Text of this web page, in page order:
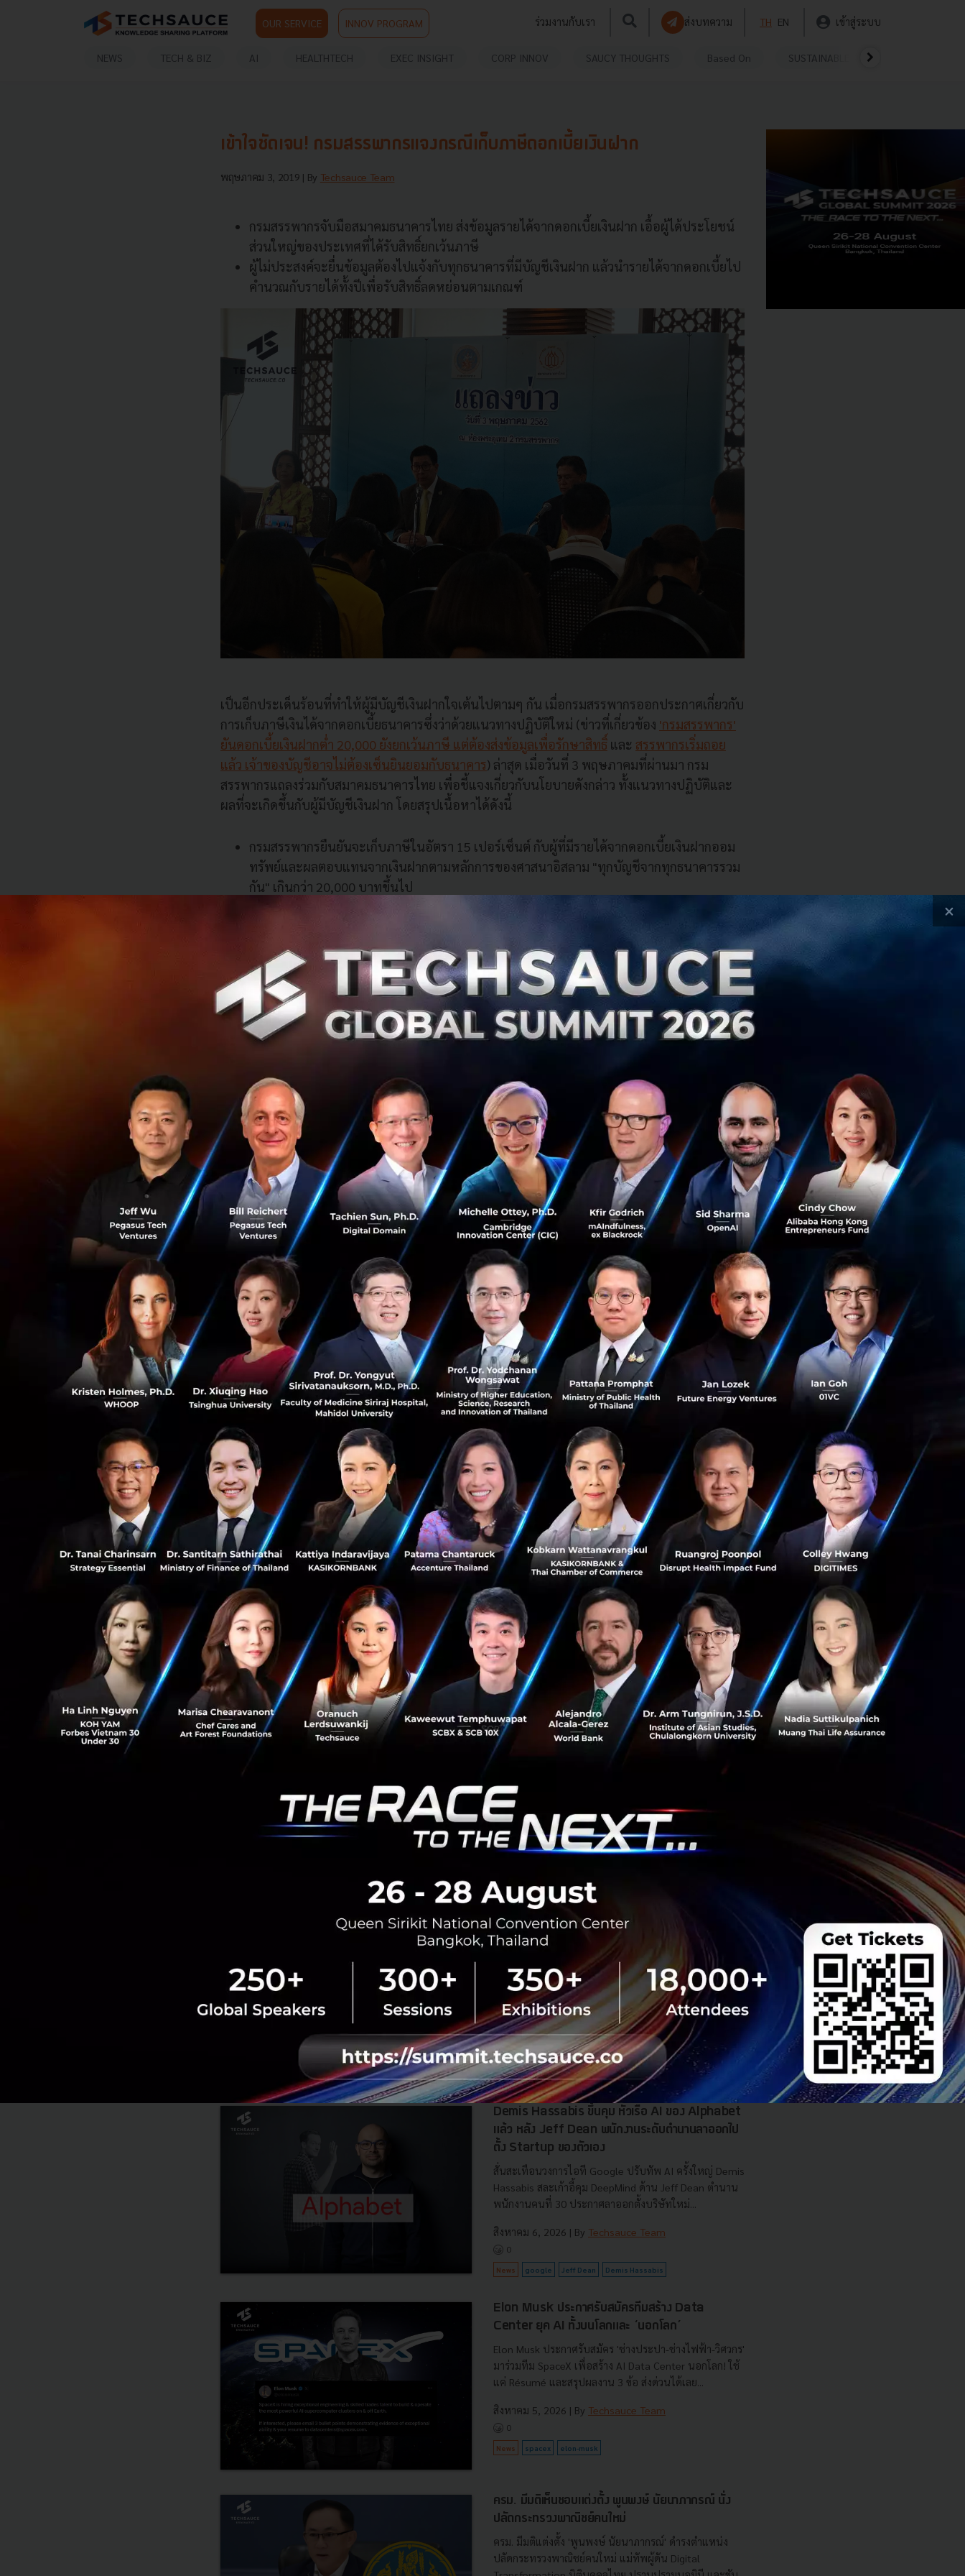
OUR SERVICE INNOV PROGRAM ร่วมงานกับเรา ส่งบทความ TH EN เข้าสู่ระบบ
NEWS TECH & BIZ AI HEALTHTECH EXEC INSIGHT CORP INNOV SAUCY THOUGHTS Based On SUSTAINABLE
0
88
เข้าใจชัดเจน! กรมสรรพากรแจงกรณีเก็บภาษีดอกเบี้ยเงินฝาก
พฤษภาคม 3, 2019 | By Techsauce Team
กรมสรรพากรจับมือสมาคมธนาคารไทย ส่งข้อมูลรายได้จากดอกเบี้ยเงินฝาก เอื้อผู้ได้ประโยชน์
ส่วนใหญ่ของประเทศที่ได้รับสิทธิ์ยกเว้นภาษี
ผู้ไม่ประสงค์จะยื่นข้อมูลต้องไปแจ้งกับทุกธนาคารที่มีบัญชีเงินฝาก แล้วนำรายได้จากดอกเบี้ยไป
คำนวณกับรายได้ทั้งปีเพื่อรับสิทธิ์ลดหย่อนตามเกณฑ์
เป็นอีกประเด็นร้อนที่ทำให้ผู้มีบัญชีเงินฝากใจเต้นไปตามๆ กัน เมื่อกรมสรรพากรออกประกาศเกี่ยวกับ
การเก็บภาษีเงินได้จากดอกเบี้ยธนาคารซึ่งว่าด้วยแนวทางปฏิบัติใหม่ (ข่าวที่เกี่ยวข้อง 'กรมสรรพากร'
ยันดอกเบี้ยเงินฝากต่ำ​ 20,000 ยังยกเว้นภาษี แต่ต้องส่งข้อมูลเพื่อรักษาสิทธิ์ และ สรรพากรเริ่มถอย
แล้ว เจ้าของบัญชีอาจไม่ต้องเซ็นยินยอมกับธนาคาร) ล่าสุด เมื่อวันที่ 3 พฤษภาคมที่ผ่านมา กรม
สรรพากรแถลงร่วมกับสมาคมธนาคารไทย เพื่อชี้แจงเกี่ยวกับนโยบายดังกล่าว ทั้งแนวทางปฏิบัติและ
ผลที่จะเกิดขึ้นกับผู้มีบัญชีเงินฝาก โดยสรุปเนื้อหาได้ดังนี้
กรมสรรพากรยืนยันจะเก็บภาษีในอัตรา 15 เปอร์เซ็นต์ กับผู้ที่มีรายได้จากดอกเบี้ยเงินฝากออม
ทรัพย์และผลตอบแทนจากเงินฝากตามหลักการของศาสนาอิสลาม "ทุกบัญชีจากทุกธนาคารรวม
กัน" เกินกว่า 20,000 บาทขึ้นไป
แนวทางปฏิบัติคือ ธนาคารทุกแห่งจะเป็นผู้ส่งข้อมูลให้กรมสรรพากรโดยอัตโนมัติ เพื่อให้ทาง
หากเกินกว่าที่กำหนด กรมสรรพากรก็จะหักภาษีก่อนจ่ายดอกเบี้ยธนาคาร 15 เปอร์เซ็นต์
หากไม่เกินที่กำหนด ก็จะได้รับการยกเว้นภาษี ธนาคารจะจ่ายดอกเบี้ยเต็มจำนวน
เจ้าของบัญชีมีสิทธิ์ "ไม่ให้ธนาคารส่งข้อมูลดอกเบี้ยเงินฝาก" แก่กรมสรรพากรได้ โดยดอกเบี้ย
จากธนาคารจะถูกหักภาษี ณ ที่จ่าย 15 เปอร์เซ็นต์ แต่นำรายได้จากดอกเบี้ยเงินฝากยื่นในแบบ
ภ.ง.ด. 90 เพื่อขอรับภาษีคืนได้
ผู้ที่ประสงค์จะไม่ให้ธนาคารส่งข้อมูล ต้องแจ้งความประสงค์แก่ทุกธนาคารที่มีบัญชีเงินฝาก
เดียวจะมีผลตลอด จนกว่าเจ้าของบัญชีจะแจ้งเปลี่ยนแปลง
คุณเอกนติ นิติทัณฑ์ประภาศ อธิบดีกรมสรรพากร เผยว่า ประกาศนี้เป็นไปเพื่อปรับกระบวนการยื่น
ภาษีจากดอกเบี้ยเงินฝากให้ใช้กรบวนการดิจิทัลทั้งหมด เพื่อเพิ่มประสิทธิภาพและให้ความเป็นธรรม
แก่ทุกฝ่าย ทั้งนี้ ได้ทำการหารือเพิ่มเติมกับสมาคมธนาคารเพื่อหาวิธีที่ผู้ใช้บริการได้รับความสะดวก จึง
ขอให้ธนาคารส่งข้อมูลทั้งหมดทันที ส่วนผู้ที่ไม่ประสงค์ส่งข้อมูลก็สามารถดำเนินการตามกรอบวันเวลา
ที่กำหนด
ในส่วนของข้อมูล อธิบดีกรมสรรพากรกล่าวเพิ่มเติมว่า กรมสรรพากรได้รับข้อมูลจากธนาคารมาตลอด
อยู่แล้วในรูป ภ.ง.ด. 2 เพียงแต่อยู่กระบวนการจัดการข้อมูลยังคงใช้กระดาษและกระจายตามพื้นที่
ทำให้การดำเนินการตามสิทธิ์การยกเว้นภาษีตกหล่น จึงมีแนวคิดที่จะนำข้อมูลที่ได้อยู่แล้วนี้มาดำเนิน
บนดิจิทัลเพื่อลดความผิดพลาดและช่วยให้ผู้มีสิทธิ์ลดหย่อยได้ใช้สิทธิ์เต็มที่
แนวทางปฏิบัติที่ชี้แจงล่าสุดเป็นการแก้ไขประกาศฉบับเดิมซึ่งมีผลตั้งแต่วันที่ 4 เมษายน จึงถือว่ามีผล
บังคับใช้แล้ว ผู้ที่ไม่ประสงค์ให้กรมสรรพากรได้ข้อมูลดอกเบี้ยจากธนาคารจึงต้องรีบเตรียมดำเนินการ
โดยเร็ว
เนื้อหาจากข่าวประกาศโดยกรมสรรพากร
ตามที่กรมสรรพากรได้มีประกาศอธิบดีกรมสรรพากร เกี่ยวกับภาษีเงินได้ (ฉบับที่ 344) เรื่อง กำหนด
หลักเกณฑ์ วิธีการ และเงื่อนไขเพื่อการยกเว้นภาษีเงินได้ สำหรับดอกเบี้ยเงินฝากที่ต้องจ่ายคืนเมื่อ
ทวงถามประเภทออมทรัพย์และผลตอบแทนเงินฝากตามหลักการของศาสนาอิสลามที่ต้องจ่ายคืนเมื่อ
ทวงถามตามหลักการวะดีอะฮ์ กรมสรรพากรได้หารือร่วมกันกับธนาคารแห่งประเทศไทย สมาคม
ธนาคารไทย และสมาคมธนาคารนานาชาติ เมื่อวันที่ 25 เมษายน 2562 เพื่อกำหนดแนวทางการส่ง
ข้อมูลดอกเบี้ยเงินฝากออมทรัพย์ให้แก่กรมสรรพากร โดยที่ประชุมได้ข้อสรุปที่จะเป็นการอำนวยความ
สะดวกแก่ผู้ฝากเงินมากที่สุด
คุณเอกนิติ นิติทัณฑ์ประภาศ อธิบดีกรมสรรพากรได้ชี้แจงการดำเนินการว่า “ที่ประชุมเห็นพ้องกัน
ในการแก้ไขประกาศข้างต้น เพื่ออำนวยความสะดวกแก่ผู้ฝากเงินบัญชีออมทรัพย์ส่วนใหญ่ทั่วประเทศ
ให้ได้รับสิทธิยกเว้นภาษี โดยธนาคารจะนำส่งข้อมูลดอกเบี้ยแก่กรมสรรพากร แต่หากผู้ฝากเงินไม่
ประสงค์จะได้รับยกเว้นภาษีต้องแจ้งแก่ธนาคารผู้จ่ายดอกเบี้ยไม่ให้นำส่งข้อมูล ซึ่งธนาคารจะหักภาษี
เงินได้ ณ ที่จ่ายจากดอกเบี้ยดังกล่าวไว้ในอัตราร้อยละ 15 ทั้งนี้ กรมสรรพากรอยู่ระหว่างปรับปรุง
ประกาศอธิบดีกรมสรรพากรฉบับดังกล่าว”
ดอกเบี้ยนำส่งข้อมูลดอกเบี้ยทุกบัญชีต่อกรมสรรพากร จะเป็นประโยชน์ต่อลูกค้าบัญชีเงินฝากส่วน
ใหญ่ของประเทศ อย่างไรก็ตาม สำหรับลูกค้าที่ไม่ประสงค์จะใช้สิทธิดังกล่าว และไม่ต้องการให้
ธนาคารผู้จ่ายดอกเบี้ยนำส่งข้อมูลดอกเบี้ยให้กรมสรรพากร ต้องกรอกแบบฟอร์มเพื่อแจ้งความ
ประสงค์ที่ธนาคารผู้จ่ายดอกเบี้ยที่ลูกค้ามีบัญชีให้ครบทุกธนาคาร ตั้งแต่วันที่ 7 พฤษภาคม 2562
เป็นต้นไป โดยการแจ้งครั้งเดียวจะมีผลตลอดไป จนกว่าลูกค้าจะมาแจ้งเปลี่ยนแปลงเป็นอื่น ทั้งนี้ ลูกค้า
ที่มาแจ้งภายในวันที่ 14 พฤษภาคม 2562 จะมีผลตั้งแต่รอบภาษีดอกเบี้ยจ่ายครึ่งปีแรกในเดือน
News Revenue Revenue Department
No comment
RELATED ARTICLE
Demis Hassabis ขึ้นคุม หัวเรือ AI ของ Alphabet
แล้ว หลัง Jeff Dean พนักงานระดับตำนานลาออกไป
ตั้ง Startup ของตัวเอง
สั่นสะเทือนวงการไอที Google ปรับทัพ AI ครั้งใหญ่ Demis
Hassabis สละเก้าอี้คุม DeepMind ด้าน Jeff Dean ตำนาน
พนักงานคนที่ 30 ประกาศลาออกตั้งบริษัทใหม่...
สิงหาคม 6, 2026 | By Techsauce Team
0
News google Jeff Dean Demis Hassabis
Elon Musk ประกาศรับสมัครทีมสร้าง Data
Center ยุค AI ทั้งบนโลกและ ‘นอกโลก’
Elon Musk ประกาศรับสมัคร 'ช่างประปา-ช่างไฟฟ้า-วิศวกร'
มาร่วมทีม SpaceX เพื่อสร้าง AI Data Center นอกโลก! ใช้
แค่ Résumé และสรุปผลงาน 3 ข้อ ส่งด่วนได้เลย...
สิงหาคม 5, 2026 | By Techsauce Team
0
News spacex elon-musk
ครม. มีมติเห็นชอบแต่งตั้ง พูนพงษ์ นัยนาภากรณ์ นั่ง
ปลัดกระทรวงพาณิชย์คนใหม่
ครม. มีมติแต่งตั้ง 'พูนพงษ์ นัยนาภากรณ์' ดำรงตำแหน่ง
ปลัดกระทรวงพาณิชย์คนใหม่ แม่ทัพผู้ดัน Digital
×